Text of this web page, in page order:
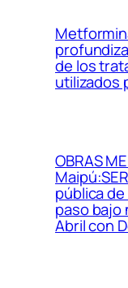
de los
utilizados
OBRAS
pública
paso bajo
Abril con